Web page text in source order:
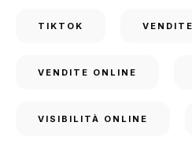
TIKTOK VENDITE
VENDITE ONLINE
VISIBILITÀ ONLINE